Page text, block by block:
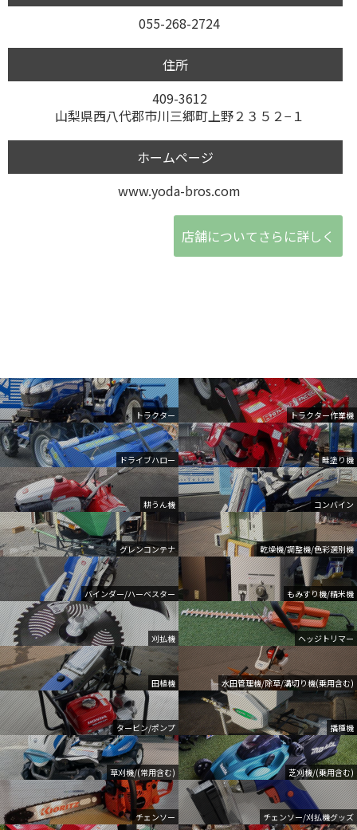
トラクター トラクター作業機
ドライブハロー 畦塗り機
耕うん機 コンバイン
グレンコンテナ 乾燥機/調整機/色彩選別機
バインダー/ハーベスター もみすり機/精米機
刈払機 ヘッジトリマー
田植機 水田管理機/除草/溝切り機(乗用含む)
タービン/ポンプ 播種機
草刈機/(常用含む) 芝刈機/(乗用含む)
チェンソー チェンソー/刈払機グッズ
055-268-2724
住所
409-3612
山梨県西八代郡市川三郷町上野２３５２−１
ホームページ
www.yoda-bros.com
店舗についてさらに詳しく